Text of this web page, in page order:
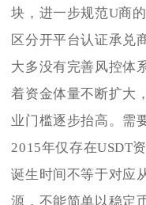
块，进一步规范U商
区分开平台认证承兑
大多没有完善风控体
着资金体量不断扩大
业门槛逐步抬高。需
2015年仅存在USDT
诞生时间不等于对应
源，不能简单以稳定